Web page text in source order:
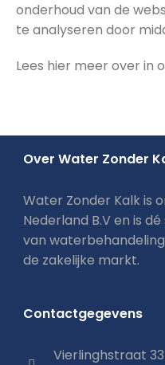
onderhoud van de
te analyseren door
Lees hier meer over in
Over Water Zonder
Water Zonder Kalk is
Nederland B.V en is
van
de zakelijke markt.
Contactgegevens
Vierlinghstraat 33